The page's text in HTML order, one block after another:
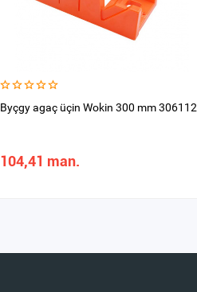
Byçgy agaç üçin Wokin 300 mm 306112
104,41 man.